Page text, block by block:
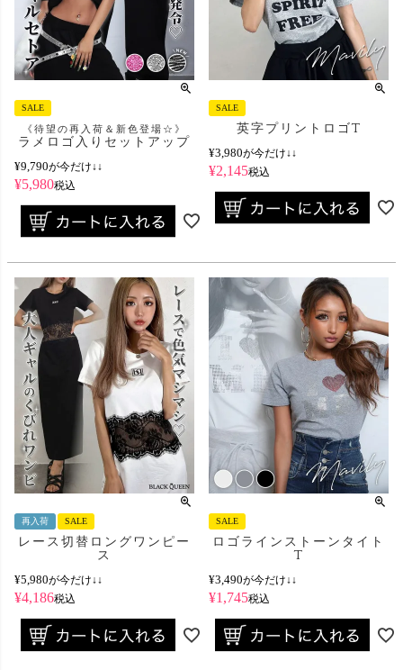
SALE
《待望の再入荷＆新色登場☆》
ラメロゴ入りセットアップ
¥9,790が今だけ↓↓
¥5,980税込
SALE
英字プリントロゴT
¥3,980が今だけ↓↓
¥2,145税込
再入荷 SALE
レース切替ロングワンピー
ス
¥5,980が今だけ↓↓
¥4,186税込
SALE
ロゴラインストーンタイト
T
¥3,490が今だけ↓↓
¥1,745税込